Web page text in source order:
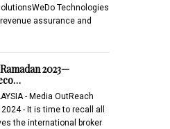
Technologies
assurance and
2023—
- Media OutReach
- It is time to recall all
the international broker